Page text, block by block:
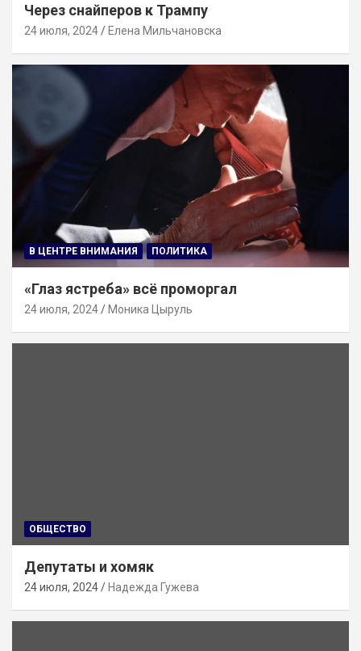
Через снайперов к Трампу
24 июля, 2024 Елена Мильчановска
В ЦЕНТРЕ ВНИМАНИЯ ПОЛИТИКА
«Глаз ястреба» всё проморгал
24 июля, 2024 Моника Цыруль
ОБЩЕСТВО
Депутаты и хомяк
24 июля, 2024 Надежда Гужева